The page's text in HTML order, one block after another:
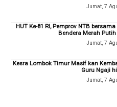
Jumat, 7
HUT Ke-81 RI, Pemprov NTB
Bendera Merah
Jumat, 7
Kesra Lombok Timur Masif kan
Guru Ngaji
Jumat, 7